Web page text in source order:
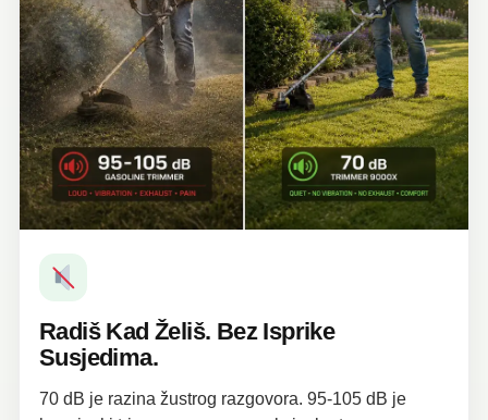
Radiš Kad Želiš. Bez Isprike
Susjedima.
70 dB je razina žustrog razgovora. 95-105 dB je